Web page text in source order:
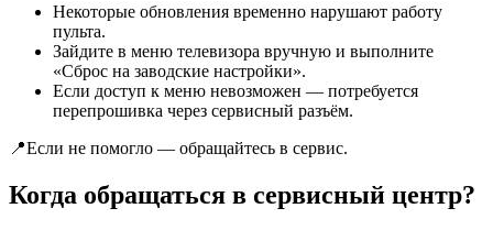
Некоторые обновления временно нарушают работу
пульта.
Зайдите в меню телевизора вручную и выполните
«Сброс на заводские настройки».
Если доступ к меню невозможен — потребуется
перепрошивка через сервисный разъём.
📍Если не помогло — обращайтесь в сервис.
Когда обращаться в сервисный центр?